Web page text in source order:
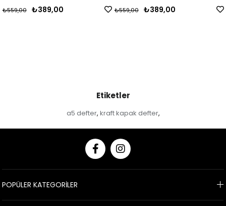
₺389,00
₺559,00 ₺389,00
₺559,00
Etiketler
a5 defter, kraft kapak defter,
POPÜLER KATEGORİLER